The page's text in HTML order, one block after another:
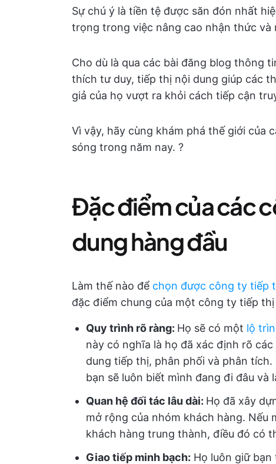
Sự chú ý là tiền tệ được săn đón nhất
trọng trong việc nâng cao nhận thức và
Cho dù là qua các bài đăng blog thông
thích tư duy, tiếp thị nội dung giúp các
giả của họ vượt ra khỏi cách tiếp cận
Vì vậy, hãy cùng khám phá thế giới của
sóng trong năm nay. ?
Đặc điểm của các
dung hàng đầu
Làm thế nào để chọn được công ty tiếp
đặc điểm chung của một công ty tiếp
Quy trình rõ ràng: Họ sẽ có một lộ
này có nghĩa là họ đã xác định rõ
dung tiếp thị, phân phối và phân
bạn sẽ luôn biết mình đang đi đâu và
Quan hệ đối tác lâu dài: Họ đã xây
mở rộng của nhóm khách hàng.
khách hàng trung thành, điều đó có
Giao tiếp minh bạch: Họ luôn giữ